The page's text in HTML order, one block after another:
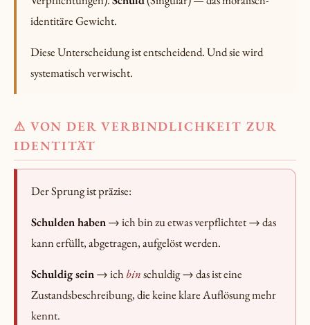
identitäre Gewicht.
Diese Unterscheidung ist entscheidend. Und sie wird
systematisch verwischt.
⚠ VON DER VERBINDLICHKEIT ZUR
IDENTITÄT
Der Sprung ist präzise:
Schulden haben→ ich bin zu etwas verpflichtet → das
kann erfüllt, abgetragen, aufgelöst werden.
Schuldig sein→ ich binschuldig → das ist eine
Zustandsbeschreibung, die keine klare Auflösung mehr
kennt.